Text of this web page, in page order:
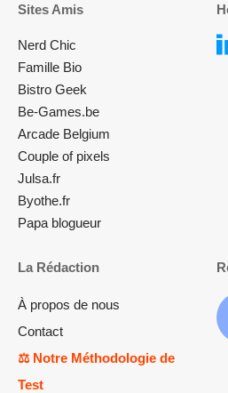
Sites Amis
Nerd Chic
Famille Bio
Bistro Geek
Be-Games.be
Arcade Belgium
Couple of pixels
Julsa.fr
Byothe.fr
Papa blogueur
La Rédaction
À propos de nous
Contact
⚖️ Notre Méthodologie de
Test